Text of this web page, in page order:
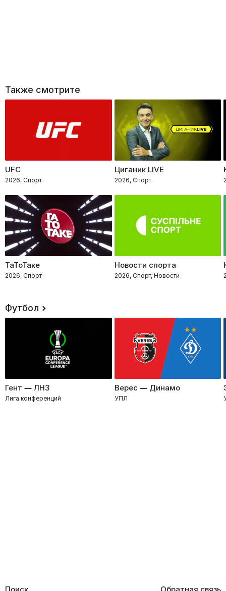
Также смотрите
UFC
2026, Спорт
Циганик LIVE
2026, Спорт
ТаТоТаке
2026, Спорт
Новости спорта
2026, Спорт, Новости
Футбол
Гент — ЛНЗ
Лига конференций
Верес — Динамо
УПЛ
Поиск Обратная связь